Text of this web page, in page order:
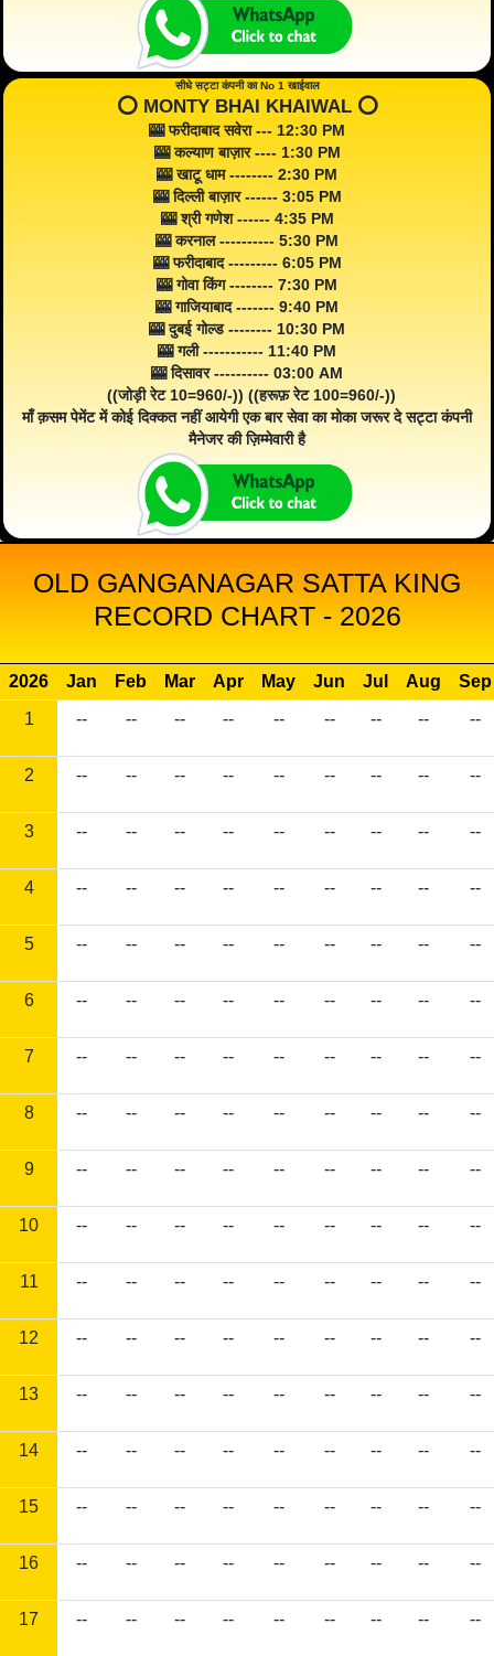
सीधे सट्टा कंपनी का No 1 खाईवाल
⭕️ MONTY BHAI KHAIWAL ⭕️
🎰 फरीदाबाद सवेरा --- 12:30 PM
🎰 कल्याण बाज़ार ---- 1:30 PM
🎰 खाटू धाम -------- 2:30 PM
🎰 दिल्ली बाज़ार ------ 3:05 PM
🎰 श्री गणेश ------ 4:35 PM
🎰 करनाल ---------- 5:30 PM
🎰 फरीदाबाद --------- 6:05 PM
🎰 गोवा किंग -------- 7:30 PM
🎰 गाजियाबाद ------- 9:40 PM
🎰 दुबई गोल्ड -------- 10:30 PM
🎰 गली ----------- 11:40 PM
🎰 दिसावर ---------- 03:00 AM
((जोड़ी रेट 10=960/-)) ((हरूफ़ रेट 100=960/-))
माँ क़सम पेमेंट में कोई दिक्कत नहीं आयेगी एक बार सेवा का मोका जरूर दे सट्टा कंपनी
मैनेजर की ज़िम्मेवारी है
OLD GANGANAGAR SATTA KING
RECORD CHART - 2026
2026 Jan Feb Mar Apr May Jun Jul Aug
Sep
1
-- -- -- -- -- -- -- -- --
2 -- -- -- -- -- -- -- -- --
3 -- -- -- -- -- -- -- -- --
4 -- -- -- -- -- -- -- -- --
5 -- -- -- -- -- -- -- -- --
6 -- -- -- -- -- -- -- -- --
7 -- -- -- -- -- -- -- -- --
8 -- -- -- -- -- -- -- -- --
9 -- -- -- -- -- -- -- -- --
10 -- -- -- -- -- -- -- -- --
11 -- -- -- -- -- -- -- -- --
12 -- -- -- -- -- -- -- -- --
13 -- -- -- -- -- -- -- -- --
14 -- -- -- -- -- -- -- -- --
15 -- -- -- -- -- -- -- -- --
16 -- -- -- -- -- -- -- -- --
17 -- -- -- -- -- -- -- -- --